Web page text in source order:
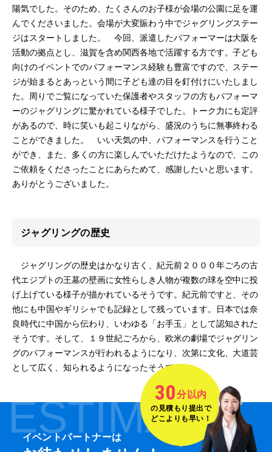
陽気でした。そのため、たくさんのお子様が会場の公園に足を運
んでくださいました。会場が大変賑わう中でジャグリングステー
ジはスタートしました。 今回、派遣したパフォーマーは大阪を
活動の拠点とし、滋賀を含め関西各地で活躍する方です。子ども
向けのイベントでのパフォーマンス経験も豊富ですので、ステー
ジが始まるとあっという間に子ども達の目を釘付けにいたしまし
た。周りでご覧になっていた保護者やスタッフの方もパフォーマ
ーのジャグリングに驚かれている様子でした。トーク力にも定評
があるので、時に笑いも起こりながら、盛況のうちに無事終わる
ことができました。 いい天気の中、パフォーマンスを行うこと
ができ、また、多くの方に楽しんでいただけたようなので、この
ご依頼をくださったことにあらためて、感謝したいと思います。
ありがとうございました。
ジャグリングの歴史
ジャグリングの歴史はかなり古く、紀元前２０００年ごろの古
代エジプトの王墓の壁画に女性らしき人物が複数の球を空中に投
げ上げている様子が描かれているそうです。紀元前ですと、その
他にも中国やギリシャでも記録として残っています。日本では奈
良時代に中国から伝わり、いわゆる「お手玉」として認知された
そうです。そして、１９世紀ごろから、欧米の劇場でジャグリン
グのパフォーマンスが行われるようになり、次第に文化、大道芸
として広く、知られるようになったそうです。
ESTIMATE
イベントパートナーは
30分以内
の見積もり提出で
どこよりも早い！